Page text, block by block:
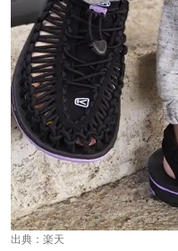
出典： 楽天